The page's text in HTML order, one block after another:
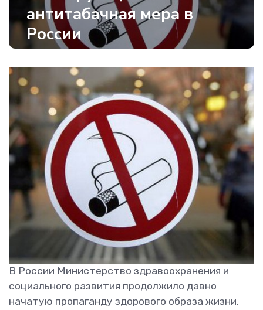
антитабачная мера в
России
В России Министерство здравоохранения и
социального развития продолжило давно
начатую пропаганду здорового образа жизни.